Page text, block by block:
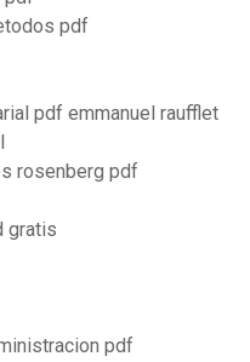
pdf
pdf emmanuel raufflet
rosenberg pdf
gratis
pdf